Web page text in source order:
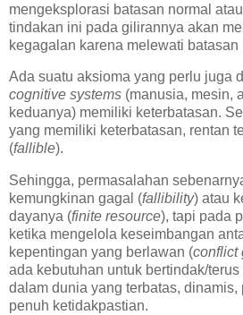
mengeksplorasi batasan normal
tindakan ini pada gilirannya akan
kegagalan karena melewati batasan
Ada suatu aksioma yang perlu juga
cognitive systems (manusia, mesin,
keduanya) memiliki keterbatasan.
yang memiliki keterbatasan, rentan
(fallible).
Sehingga, permasalahan
kemungkinan gagal (fallibility) atau
dayanya (finite resource), tapi pada
ketika mengelola keseimbangan
kepentingan yang berlawan (conflict
ada kebutuhan untuk bertindak/
dalam dunia yang terbatas, dinamis,
penuh ketidakpastian.